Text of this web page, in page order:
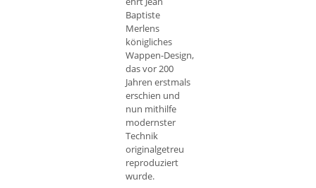
Baptiste
Merlens
königliches
Wappen-Design,
das vor 200
Jahren erstmals
erschien und
nun mithilfe
modernster
Technik
originalgetreu
reproduziert
wurde.